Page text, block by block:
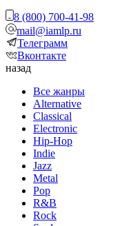
8 (800) 700-41-98
mail@iamlp.ru
Телеграмм
Вконтакте
назад
Все жанры
Alternative
Classical
Electronic
Hip-Hop
Indie
Jazz
Metal
Pop
R&B
Rock